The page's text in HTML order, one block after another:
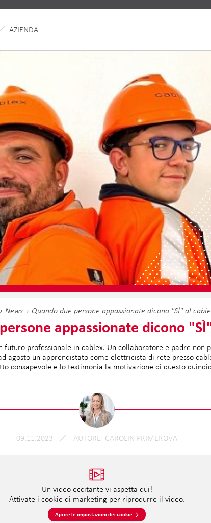
AZIENDA
News Quando due persone appassionate dicono "SÌ" al
appassionate dicono
futuro professionale in cablex. Un collaboratore e padre non
agosto un apprendistato come elettricista di rete presso
consapevole e lo testimonia la motivazione di questo
09.11.2023 AUTORE CAROLIN PRIMEROVA
Un video eccitante vi aspetta qui!
Attivate i cookie di marketing per riprodurre il video.
Aprire le impostazioni dei cookie